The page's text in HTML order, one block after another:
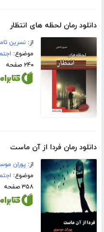
دانلود رمان لحظه های انتظار
از:نسرین
موضوع:
۲۴۰ صفحه
دانلود رمان فردا از آن ماست
از:پوران
موضوع:
۳۵۸ صفحه